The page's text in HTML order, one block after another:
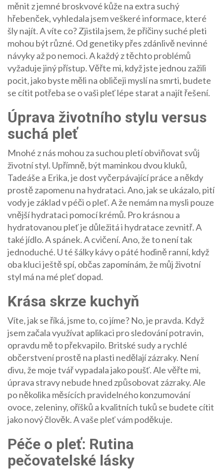
měnit z jemné broskvové kůže na extra suchý
hřebenček, vyhledala jsem veškeré informace, které
šly najít. A víte co? Zjistila jsem, že příčiny suché pleti
mohou být různé. Od genetiky přes zdánlivě nevinné
návyky až po nemoci. A každý z těchto problémů
vyžaduje jiný přístup. Věřte mi, když jste jednou zažili
pocit, jako byste měli na obličeji myslí na smrti, budete
se cítit potřeba se o vaši pleť lépe starat a najít řešení.
Úprava životního stylu versus
suchá pleť
Mnohé z nás mohou za suchou pletí obviňovat svůj
životní styl. Upřímně, být maminkou dvou kluků,
Tadeáše a Erika, je dost vyčerpávající práce a někdy
prostě zapomenu na hydrataci. Ano, jak se ukázalo, pití
vody je základ v péči o pleť. A že nemám na mysli pouze
vnější hydrataci pomocí krémů. Pro krásnou a
hydratovanou pleť je důležitá i hydratace zevnitř. A
také jídlo. A spánek. A cvičení. Ano, že to není tak
jednoduché. U té šálky kávy o páté hodině ranní, když
oba kluci ještě spí, občas zapomínám, že můj životní
styl má na mé pleť dopad.
Krása skrze kuchyň
Víte, jak se říká, jsme to, co jíme? No, je pravda. Když
jsem začala využívat aplikaci pro sledování potravin,
opravdu mě to překvapilo. Britské sudy a rychlé
občerstvení prostě na plasti nedělají zázraky. Není
divu, že moje tvář vypadala jako poušť. Ale věřte mi,
úprava stravy nebude hned způsobovat zázraky. Ale
po několika měsících pravidelného konzumování
ovoce, zeleniny, oříšků a kvalitních tuků se budete cítit
jako nový člověk. A vaše pleť vám poděkuje.
Péče o pleť: Rutina
pečovatelské lásky